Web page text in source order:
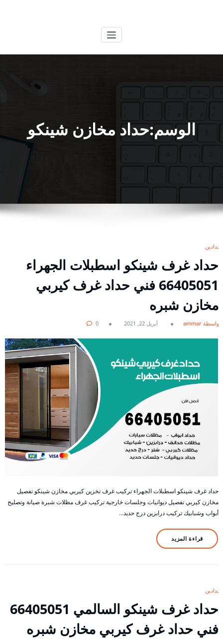
الوسم:حداد مخازن شينكو
حدادين
حداد غرف شينكو اسطبلات الجهراء
66405051 فني حداد غرف كيربي
مخازن شبره
بواسطة ammar أبريل 22, 2021 0
حداد غرف شينكو اسطبلات الجهراء تركيب غرف تخزين كيربي مخازن شينكو تفصيل
مخازن كيربي تفصيل ديوانيات وجلسات خارجية تركيب غرف مظلات شبرة صيانة وتصليح
أبواب وشبابيك تركيب درابزين درج حديد…
قراءة المزيد
حدادين
حداد غرف شينكو السالمي 66405051
فني حداد غرف كيربي مخازن شبره